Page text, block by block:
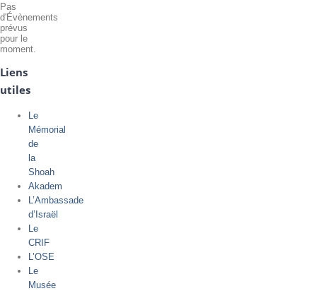
Pas
d'Évènements
prévus
pour le
moment.
Liens
utiles
Le
Mémorial
de
la
Shoah
Akadem
L’Ambassade
d’Israël
Le
CRIF
L’OSE
Le
Musée